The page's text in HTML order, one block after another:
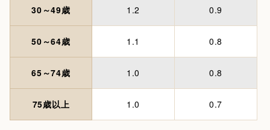
30～49歳 1.2 0.9
50～64歳 1.1 0.8
65～74歳 1.0 0.8
75歳以上 1.0 0.7